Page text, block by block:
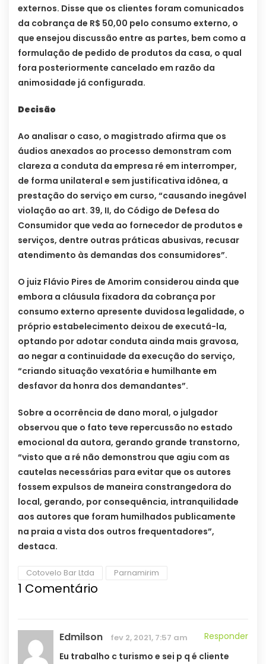
externos. Disse que os clientes foram comunicados
da cobrança de R$ 50,00 pelo consumo externo, o
que ensejou discussão entre as partes, bem como a
formulação de pedido de produtos da casa, o qual
fora posteriormente cancelado em razão da
animosidade já configurada.
Decisão
Ao analisar o caso, o magistrado afirma que os
áudios anexados ao processo demonstram com
clareza a conduta da empresa ré em interromper,
de forma unilateral e sem justificativa idônea, a
prestação do serviço em curso, “causando inegável
violação ao art. 39, II, do Código de Defesa do
Consumidor que veda ao fornecedor de produtos e
serviços, dentre outras práticas abusivas, recusar
atendimento às demandas dos consumidores”.
O juiz Flávio Pires de Amorim considerou ainda que
embora a cláusula fixadora da cobrança por
consumo externo apresente duvidosa legalidade, o
próprio estabelecimento deixou de executá-la,
optando por adotar conduta ainda mais gravosa,
ao negar a continuidade da execução do serviço,
“criando situação vexatória e humilhante em
desfavor da honra dos demandantes”.
Sobre a ocorrência de dano moral, o julgador
observou que o fato teve repercussão no estado
emocional da autora, gerando grande transtorno,
“visto que a ré não demonstrou que agiu com as
cautelas necessárias para evitar que os autores
fossem expulsos de maneira constrangedora do
local, gerando, por consequência, intranquilidade
aos autores que foram humilhados publicamente
na praia a vista dos outros frequentadores”,
destaca.
Cotovelo Bar Ltda Parnamirim
1 Comentário
Edmilson fev 2, 2021, 7:57 am
Responder
Eu trabalho c turismo e sei p q é cliente